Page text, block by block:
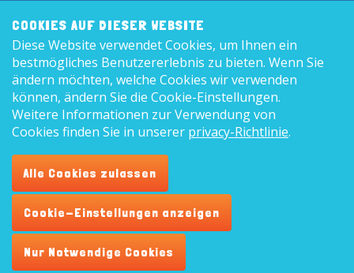
8,9
search:
Kontakt
COOKIES AUF DIESER WEBSITE
Diese Website verwendet Cookies, um Ihnen ein
bestmögliches Benutzererlebnis zu bieten. Wenn Sie
ändern möchten, welche Cookies wir verwenden
können, ändern Sie die Cookie-Einstellungen.
Weitere Informationen zur Verwendung von
Cookies finden Sie in unserer privacy-Richtlinie.
Alle Cookies zulassen
Cookie-Einstellungen anzeigen
Nur Notwendige Cookies